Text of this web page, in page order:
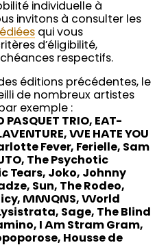
individuelle à
invitons à consulter les
qui vous
d’éligibilité,
respectifs.
éditions précédentes, le
de nombreux artistes
exemple :
TRIO, EAT-
WE HATE YOU
Fever, Ferielle, Sam
The Psychotic
Tears, Joko, Johnny
Sun, The Rodeo,
MNNQNS, World
Sage, The Blind
I Am Stram Gram,
Housse de